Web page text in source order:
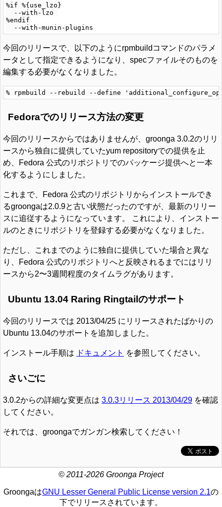
%if %{use_lzo}
  --with-lzo
%endif
今回のリリースで、以下のようにrpmbuildコマンドのパラメ
ータとして指定できるようになり、specファイルそのものを
編集する必要がなくなりました。
Fedoraでのリリース方法の変更
今回のリリースからではありませんが、groonga 3.0.2のリリ
ースから独自に提供していたyum repositoryでの提供を止
め、Fedora 公式のリポジトリでのパッケージ提供へと一本
化するようにしました。
これまで、Fedora 公式のリポジトリからインストールでき
るgroongaは2.0.9と古い状態だったのですが、最新のリリー
スに追従するようになっています。 これにより、インストー
ルのときにリポジトリを登録する必要がなくなりました。
ただし、これまでのように独自に提供していた場合と異な
り、Fedora 公式のリポジトリへと反映されるまでにはリリ
ースから2〜3週間程度のタイムラグがあります。
Ubuntu 13.04 Raring Ringtailのサポート
今回のリリースでは 2013/04/25 にリリースされたばかりの
Ubuntu 13.04のサポートを追加しました。
インストール手順は ドキュメント を参照してください。
さいごに
3.0.2からの詳細な変更点は 3.0.3リリース 2013/04/29 を確認
してください。
それでは、groongaでガンガン検索してください！
© 2011-2026 Groonga Project
GroongaはGNU Lesser General Public License version 2.1の
下でリリースされています。